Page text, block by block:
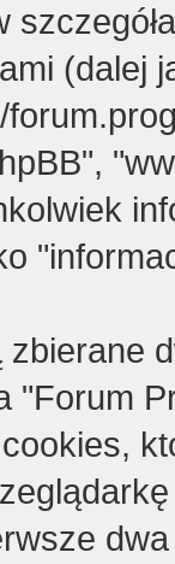
(dalej
zbierane
"Forum